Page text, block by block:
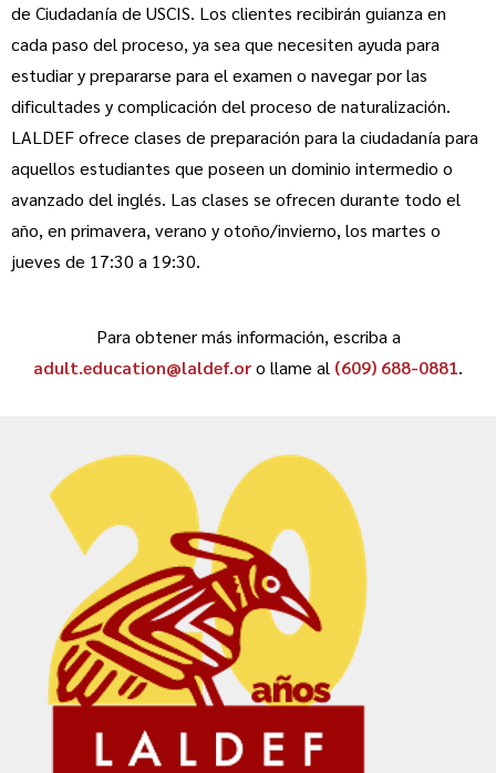
de Ciudadanía de USCIS. Los clientes recibirán guianza en
cada paso del proceso, ya sea que necesiten ayuda para
estudiar y prepararse para el examen o navegar por las
dificultades y complicación del proceso de naturalización.
LALDEF ofrece clases de preparación para la ciudadanía para
aquellos estudiantes que poseen un dominio intermedio o
avanzado del inglés. Las clases se ofrecen durante todo el
año, en primavera, verano y otoño/invierno, los martes o
jueves de 17:30 a 19:30.
Para obtener más información, escriba a
adult.education@laldef.oro llame al (609) 688-0881.